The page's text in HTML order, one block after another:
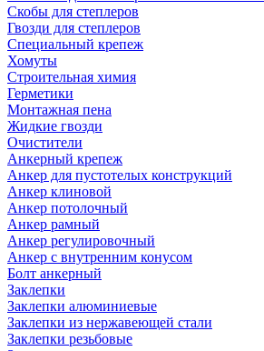
Скобы для степлеров
Гвозди для степлеров
Специальный крепеж
Хомуты
Строительная химия
Герметики
Монтажная пена
Жидкие гвозди
Очистители
Анкерный крепеж
Анкер для пустотелых конструкций
Анкер клиновой
Анкер потолочный
Анкер рамный
Анкер регулировочный
Анкер с внутренним конусом
Болт анкерный
Заклепки
Заклепки алюминиевые
Заклепки из нержавеющей стали
Заклепки резьбовые